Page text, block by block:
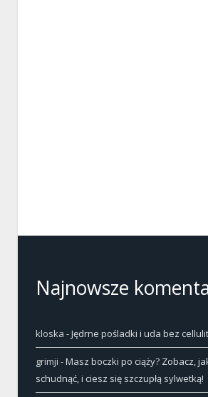
Najnowsze
kloska -Jędrne pośladki i uda bez
grimji -Masz boczki po ciąży? Zobacz,
schudnąć, i ciesz się szczupłą sylwetką!